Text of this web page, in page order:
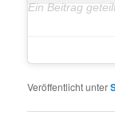
Ein Beitrag
Veröffentlicht unter